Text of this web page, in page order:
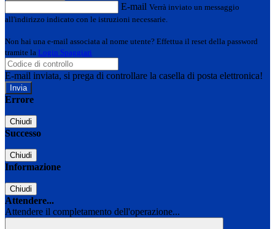
E-mail Verrà inviato un messaggio
all'indirizzo indicato con le istruzioni necessarie.
Non hai una e-mail associata al nome utente? Effettua il reset della password
tramite la Login Spaggiari
E-mail inviata, si prega di controllare la casella di posta elettronica!
Errore
Chiudi
Successo
Chiudi
Informazione
Chiudi
Attendere...
Attendere il completamento dell'operazione...